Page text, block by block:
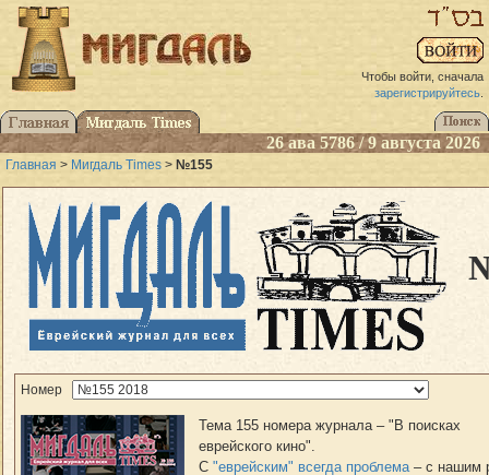
Чтобы войти, сначала
зарегистрируйтесь.
26 ава 5786 / 9 августа 2026
Главная > Мигдаль Times > №155
Номер
Тема 155 номера журнала – "В поисках
еврейского кино".
С"еврейским" всегда проблема– с нашим